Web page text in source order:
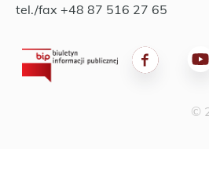
tel./fax +48 87 516 27 65
©